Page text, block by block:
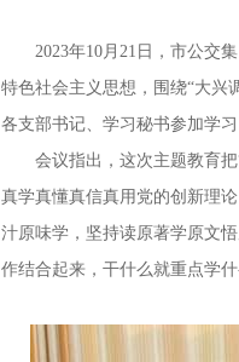
2023年10月21日，市公交集
特色社会主义思想，围绕“大兴
各支部书记、学习秘书参加学
会议指出，这次主题教育把“
真学真懂真信真用党的创新理
汁原味学，坚持读原著学原文
作结合起来，干什么就重点学